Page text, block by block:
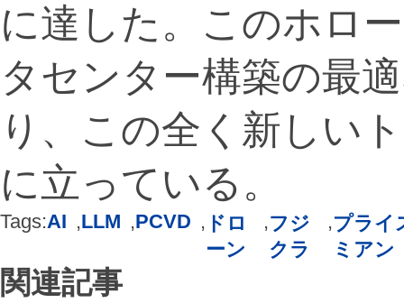
に達した。このホロ
タセンター構築の最
り、この全く新しい
に立っている。
Tags:AI ,LLM ,PCVD , ドロ
ーン
,フジ
クラ
,プライ
ミアン
関連記事